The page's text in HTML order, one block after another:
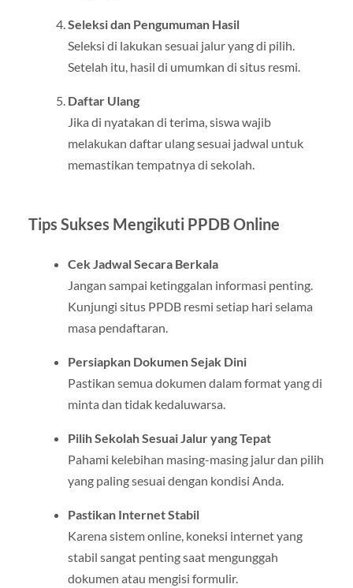
Seleksi dan Pengumuman Hasil
Seleksi di lakukan sesuai jalur yang di pilih.
Setelah itu, hasil di umumkan di situs resmi.
Daftar Ulang
Jika di nyatakan di terima, siswa wajib
melakukan daftar ulang sesuai jadwal untuk
memastikan tempatnya di sekolah.
Tips Sukses Mengikuti PPDB Online
Cek Jadwal Secara Berkala
Jangan sampai ketinggalan informasi penting.
Kunjungi situs PPDB resmi setiap hari selama
masa pendaftaran.
Persiapkan Dokumen Sejak Dini
Pastikan semua dokumen dalam format yang di
minta dan tidak kedaluwarsa.
Pilih Sekolah Sesuai Jalur yang Tepat
Pahami kelebihan masing-masing jalur dan pilih
yang paling sesuai dengan kondisi Anda.
Pastikan Internet Stabil
Karena sistem online, koneksi internet yang
stabil sangat penting saat mengunggah
dokumen atau mengisi formulir.